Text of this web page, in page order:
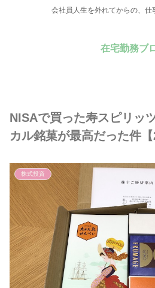
会社員人生を外れてからの、仕
在宅勤務ブ
NISAで買った寿スピリッ
カル銘菓が最高だった件【
株式投資